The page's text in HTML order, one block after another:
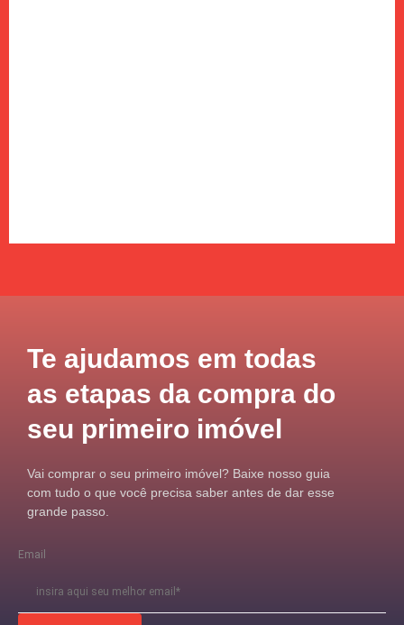
Te ajudamos em todas
as etapas da compra do
seu primeiro imóvel
Vai comprar o seu primeiro imóvel? Baixe nosso guia
com tudo o que você precisa saber antes de dar esse
grande passo.
Email